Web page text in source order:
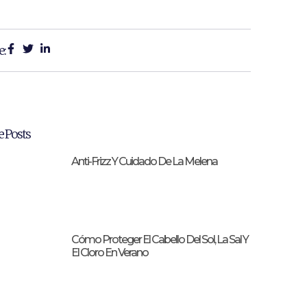
Posts
Anti-Frizz Y Cuidado De La Melena
Cómo Proteger El Cabello Del Sol, La Sal Y
El Cloro En Verano